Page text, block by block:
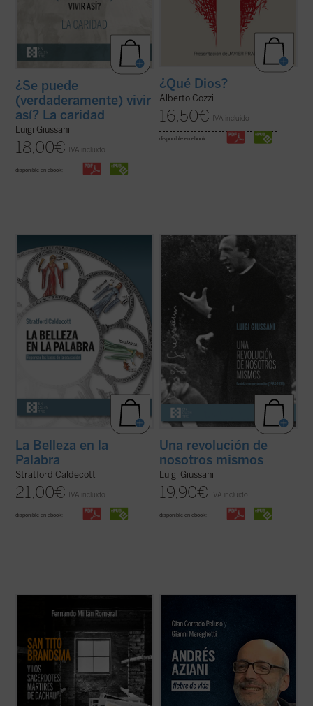
¿Se puede
(verdaderamente) vivir
así? La caridad
Luigi Giussani
18,00€ IVA incluido
disponible en ebook:
¿Qué Dios?
Alberto Cozzi
16,50€ IVA incluido
disponible en ebook:
La Belleza en la Palabra
contribución única para devolver la
realidad al centro del aprendizaje. A los
interrogantes ¿qué es una buena
educación? o ¿para qué sirve?, Stratford
Caldecott ensaya una respuesta arrojando
una nueva ...(ver ficha)
La Belleza en la
Palabra
Stratford Caldecott
21,00€ IVA incluido
disponible en ebook:
Los textos reunidos en este libro
pertenecen a un momento delicado y
crucial de la historia de Comunión y
Liberación (CL). Se remontan a los años
nacida de don Giussani en 1954 sufrió una
profunda ...(ver ficha)
Una revolución de
nosotros mismos
Luigi Giussani
19,90€ IVA incluido
disponible en ebook:
sufrieron cautiverio en Dachau. De ellos,
las penalidades unos 1.800, de los cuales,
1.106 polacos. El carmelita holandés Tito
Brandsma ha sido ya canonizado y 57 ...
(ver ficha)
beatificación en 2016 de un profesor de
filosofía italiano llamado Andrés Aziani.
¿Quién fue este docente que impactó de tal
forma las vidas de tantas personas a ...
(ver
ficha)